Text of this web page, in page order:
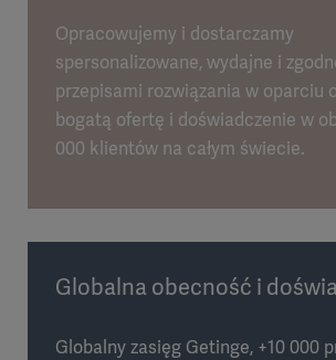
Opracowujemy i dostarczamy
spersonalizowane, wydajne i
przepisami rozwiązania w oparciu
bogatą ofertę i doświadczenie w
000 klientów na całym świecie.
Globalna obecność i
Globalny zasięg Getinge, +10 000